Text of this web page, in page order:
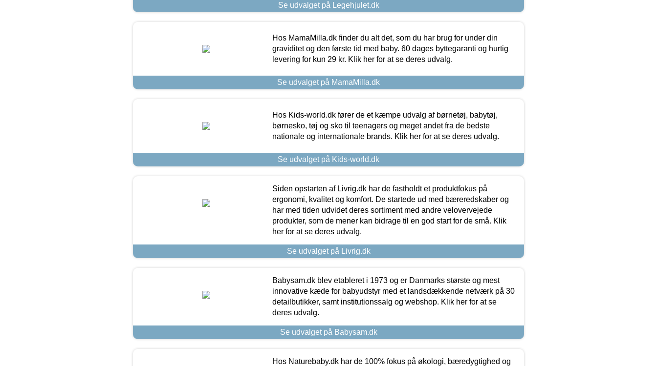
Se udvalget på Legehjulet.dk
Hos MamaMilla.dk finder du alt det, som du har brug for under din
graviditet og den første tid med baby. 60 dages byttegaranti og hurtig
levering for kun 29 kr. Klik her for at se deres udvalg.
Se udvalget på MamaMilla.dk
Hos Kids-world.dk fører de et kæmpe udvalg af børnetøj, babytøj,
børnesko, tøj og sko til teenagers og meget andet fra de bedste
nationale og internationale brands. Klik her for at se deres udvalg.
Se udvalget på Kids-world.dk
Siden opstarten af Livrig.dk har de fastholdt et produktfokus på
ergonomi, kvalitet og komfort. De startede ud med bæreredskaber og
har med tiden udvidet deres sortiment med andre velovervejede
produkter, som de mener kan bidrage til en god start for de små. Klik
her for at se deres udvalg.
Se udvalget på Livrig.dk
Babysam.dk blev etableret i 1973 og er Danmarks største og mest
innovative kæde for babyudstyr med et landsdækkende netværk på 30
detailbutikker, samt institutionssalg og webshop. Klik her for at se
deres udvalg.
Se udvalget på Babysam.dk
Hos Naturebaby.dk har de 100% fokus på økologi, bæredygtighed og